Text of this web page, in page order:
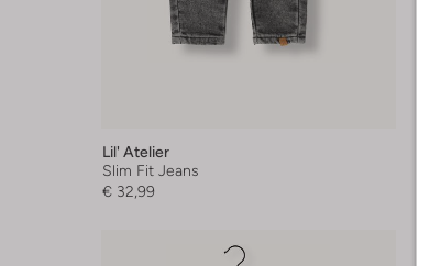
Lil' Atelier
Slim Fit Jeans
€ 32,99